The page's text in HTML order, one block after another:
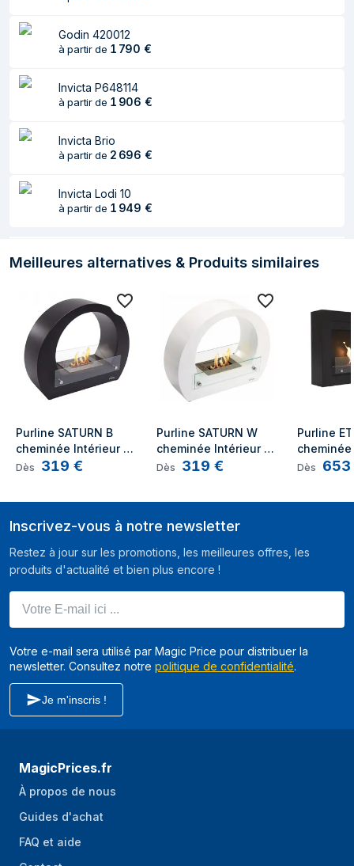
réservoir de
carburant
Matériau du
Acier inoxydable
Godin 420012
à partir de 1 790 €
Invicta P648114
à partir de 1 906 €
Invicta Brio
à partir de 2 696 €
Invicta Lodi 10
à partir de 1 949 €
Meilleures alternatives & Produits similaires
Purline SATURN B
cheminée Intérieur &
extérieur Cheminée
Dès 319 €
Purline SATURN W
cheminée Intérieur &
extérieur Cheminée
Dès 319 €
Purline
Dès 653
Inscrivez-vous à notre newsletter
Restez à jour sur les promotions, les meilleures offres, les
produits d'actualité et bien plus encore !
Votre e-mail sera utilisé par Magic Price pour distribuer la
newsletter. Consultez notre politique de confidentialité.
Je m'inscris !
MagicPrices.fr
À propos de nous
Guides d'achat
FAQ et aide